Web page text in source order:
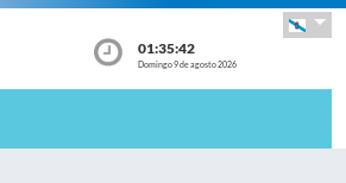
01:35:42
Domingo 9 de agosto 2026